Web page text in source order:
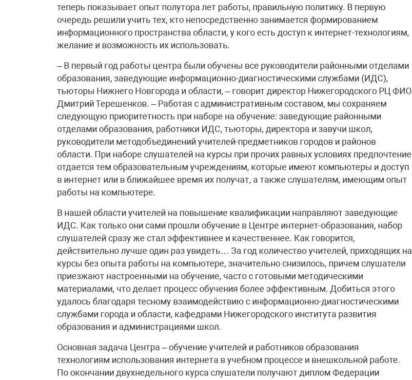
теперь показывает опыт полутора лет работы, правильную политику. В первую
очередь решили учить тех, кто непосредственно занимается формированием
информационного пространства области, у кого есть доступ к интернет-технологиям,
желание и возможность их использовать.
– В первый год работы центра были обучены все руководители районными отделами
образования, заведующие информационно-диагностическими службами (ИДС),
тьюторы Нижнего Новгорода и области, – говорит директор Нижегородского РЦ ФИО
Дмитрий Терешенков. – Работая с административным составом, мы сохраняем
следующую приоритетность при наборе на обучение: заведующие районными
отделами образования, работники ИДС, тьюторы, директора и завучи школ,
руководители методобъединений учителей-предметников городов и районов
области. При наборе слушателей на курсы при прочих равных условиях предпочтение
отдается тем образовательным учреждениям, которые имеют компьютеры и доступ
в интернет или в ближайшее время их получат, а также слушателям, имеющим опыт
работы на компьютере.
В нашей области учителей на повышение квалификации направляют заведующие
ИДС. Как только они сами прошли обучение в Центре интернет-образования, набор
слушателей сразу же стал эффективнее и качественнее. Как говорится,
действительно лучше один раз увидеть… За год количество учителей, приходящих на
курсы без опыта работы на компьютере, значительно снизилось, причем слушатели
приезжают настроенными на обучение, часто с готовыми методическими
материалами, что делает процесс обучения более эффективным. Добиться этого
удалось благодаря тесному взаимодействию с информационно-диагностическими
службами города и области, кафедрами Нижегородского института развития
образования и администрациями школ.
Основная задача Центра – обучение учителей и работников образования
технологиям использования интернета в учебном процессе и внешкольной работе.
По окончании двухнедельного курса слушатели получают диплом Федерации